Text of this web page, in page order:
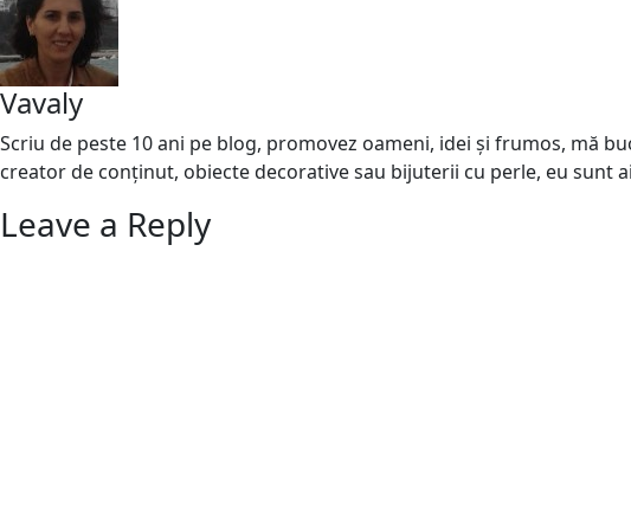
Vavaly
Scriu de peste 10 ani pe blog, promovez oameni, idei și frumos, mă
creator de conținut, obiecte decorative sau bijuterii cu perle, eu sunt
Leave a Reply